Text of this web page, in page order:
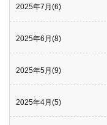
2025年7月(6)
2025年6月(8)
2025年5月(9)
2025年4月(5)